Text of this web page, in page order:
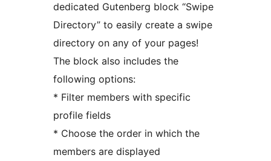
dedicated Gutenberg block “Swipe
Directory” to easily create a swipe
directory on any of your pages!
The block also includes the
following options:
* Filter members with specific
profile fields
* Choose the order in which the
members are displayed